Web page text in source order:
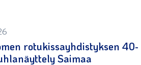
rotukissayhdistyksen 40-
Saimaa